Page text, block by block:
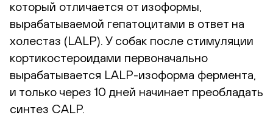
который отличается от изоформы,
вырабатываемой гепатоцитами в ответ на
холестаз (LALP). У собак после стимуляции
кортикостероидами первоначально
вырабатывается LALP-изоформа фермента,
и только через 10 дней начинает преобладать
синтез CALP.